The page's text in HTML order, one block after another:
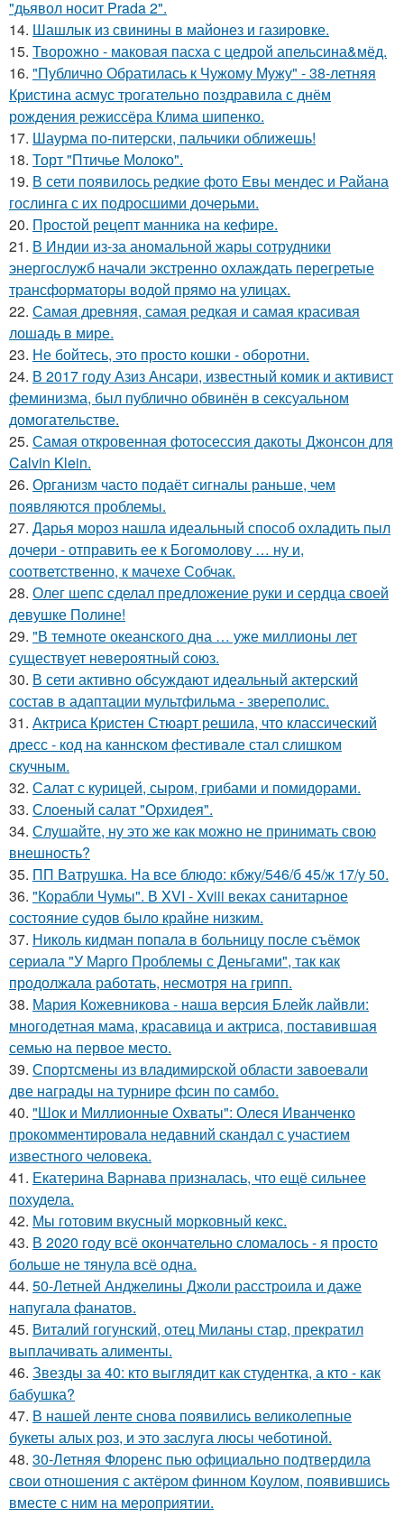
"дьявол носит Prada 2".
14. Шашлык из свинины в майонез и газировке.
15. Творожно - маковая пасха с цедрой апельсина&мёд.
16. "Публично Обратилась к Чужому Мужу" - 38-летняя
Кристина асмус трогательно поздравила с днём
рождения режиссёра Клима шипенко.
17. Шаурма по-питерски, пальчики оближешь!
18. Торт "Птичье Молоко".
19. В сети появилось редкие фото Евы мендес и Райана
гослинга с их подросшими дочерьми.
20. Простой рецепт манника на кефире.
21. В Индии из-за аномальной жары сотрудники
энергослужб начали экстренно охлаждать перегретые
трансформаторы водой прямо на улицах.
22. Самая древняя, самая редкая и самая красивая
лошадь в мире.
23. Не бойтесь, это просто кошки - оборотни.
24. В 2017 году Азиз Ансари, известный комик и активист
феминизма, был публично обвинён в сексуальном
домогательстве.
25. Самая откровенная фотосессия дакоты Джонсон для
Calvin Klein.
26. Организм часто подаёт сигналы раньше, чем
появляются проблемы.
27. Дарья мороз нашла идеальный способ охладить пыл
дочери - отправить ее к Богомолову … ну и,
соответственно, к мачехе Собчак.
28. Олег шепс сделал предложение руки и сердца своей
девушке Полине!
29. "В темноте океанского дна … уже миллионы лет
существует невероятный союз.
30. В сети активно обсуждают идеальный актерский
состав в адаптации мультфильма - звереполис.
31. Актриса Кристен Стюарт решила, что классический
дресс - код на каннском фестивале стал слишком
скучным.
32. Салат с курицей, сыром, грибами и помидорами.
33. Слоеный салат "Орхидея".
34. Слушайте, ну это же как можно не принимать свою
внешность?
35. ПП Ватрушка. На все блюдо: кбжу/546/б 45/ж 17/у 50.
36. "Корабли Чумы". В XVI - Xviii веках санитарное
состояние судов было крайне низким.
37. Николь кидман попала в больницу после съёмок
сериала "У Марго Проблемы с Деньгами", так как
продолжала работать, несмотря на грипп.
38. Мария Кожевникова - наша версия Блейк лайвли:
многодетная мама, красавица и актриса, поставившая
семью на первое место.
39. Спортсмены из владимирской области завоевали
две награды на турнире фсин по самбо.
40. "Шок и Миллионные Охваты": Олеся Иванченко
прокомментировала недавний скандал с участием
известного человека.
41. Екатерина Варнава призналась, что ещё сильнее
похудела.
42. Мы готовим вкусный морковный кекс.
43. В 2020 году всё окончательно сломалось - я просто
больше не тянула всё одна.
44. 50-Летней Анджелины Джоли расстроила и даже
напугала фанатов.
45. Виталий гогунский, отец Миланы стар, прекратил
выплачивать алименты.
46. Звезды за 40: кто выглядит как студентка, а кто - как
бабушка?
47. В нашей ленте снова появились великолепные
букеты алых роз, и это заслуга люсы чеботиной.
48. 30-Летняя Флоренс пью официально подтвердила
свои отношения с актёром финном Коулом, появившись
вместе с ним на мероприятии.